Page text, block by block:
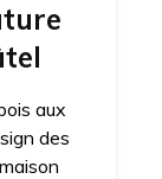
aux
des